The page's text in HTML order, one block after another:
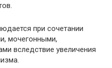
при сочетании
мочегонными,
вследствие увеличения